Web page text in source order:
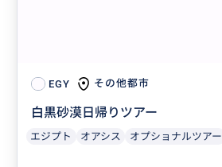
EGY その他都市
白黒砂漠日帰りツアー
エジプト オアシス オプショナルツアー